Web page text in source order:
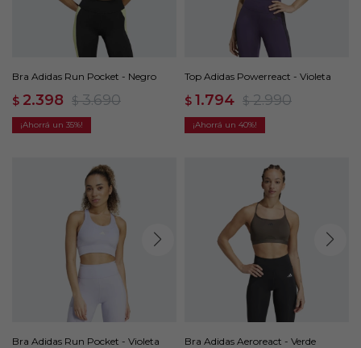
Bra Adidas Run Pocket - Negro
$ 2.398 $ 3.690
35
Top Adidas Powerreact - Violeta
$ 1.794 $ 2.990
40
Bra Adidas Run Pocket - Violeta Bra Adidas Aeroreact - Verde